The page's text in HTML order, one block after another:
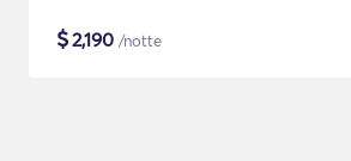
$2,190 /notte